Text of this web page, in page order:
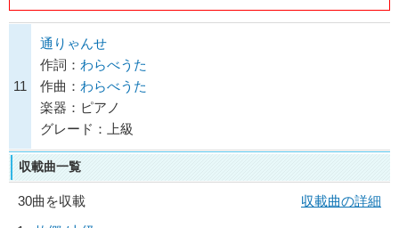
11
通りゃんせ
作詞： わらべうた
作曲： わらべうた
楽器：ピアノ
グレード：上級
収載曲一覧
30曲を収載
収載曲の詳細